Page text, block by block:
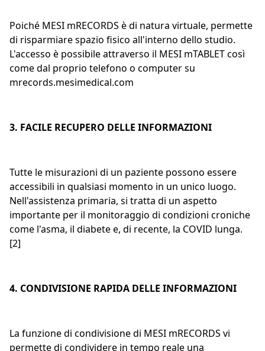
Poiché MESI mRECORDS è di natura virtuale, permette
di risparmiare spazio fisico all'interno dello studio.
L'accesso è possibile attraverso il MESI mTABLET così
come dal proprio telefono o computer su
mrecords.mesimedical.com
3. FACILE RECUPERO DELLE INFORMAZIONI
Tutte le misurazioni di un paziente possono essere
accessibili in qualsiasi momento in un unico luogo.
Nell'assistenza primaria, si tratta di un aspetto
importante per il monitoraggio di condizioni croniche
come l'asma, il diabete e, di recente, la COVID lunga.
[2]
4. CONDIVISIONE RAPIDA DELLE INFORMAZIONI
La funzione di condivisione di MESI mRECORDS vi
permette di condividere in tempo reale una